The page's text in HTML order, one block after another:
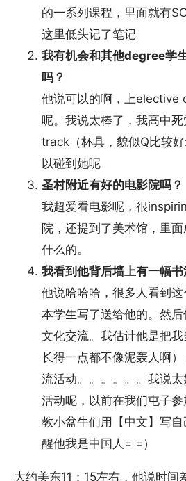
的一系列课程，里面就有
这里低头记了笔记
我有机会和其他degree学
吗？
他说可以的啊，上elective
呢。我说太棒了，我高中
track（杯具，貌似Q比较
以碰到她呢
圣村附近有好的电影院吗？
我超爱看电影呢，很
院，还提到了美术馆，里
什么的。
我看到他背后墙上有一幅书
他说哈哈哈，很多人看到
本学生写了送给他的。然
文化交流。我估计他是把
长得一点都不像泥轰人啊
流活动。。。。。。我说
活动呢，以前在我们屯子参
教小盆牛们用【中文】写
醒他我是中国人= =）
大约美东11：15左右，他说时间